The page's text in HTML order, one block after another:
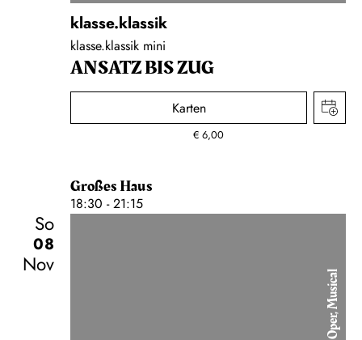
klasse.klassik
klasse.klassik mini
ANSATZ BIS ZUG
Karten
€ 6,00
Großes Haus
18:30 - 21:15
So
08
Nov
Oper, Musical